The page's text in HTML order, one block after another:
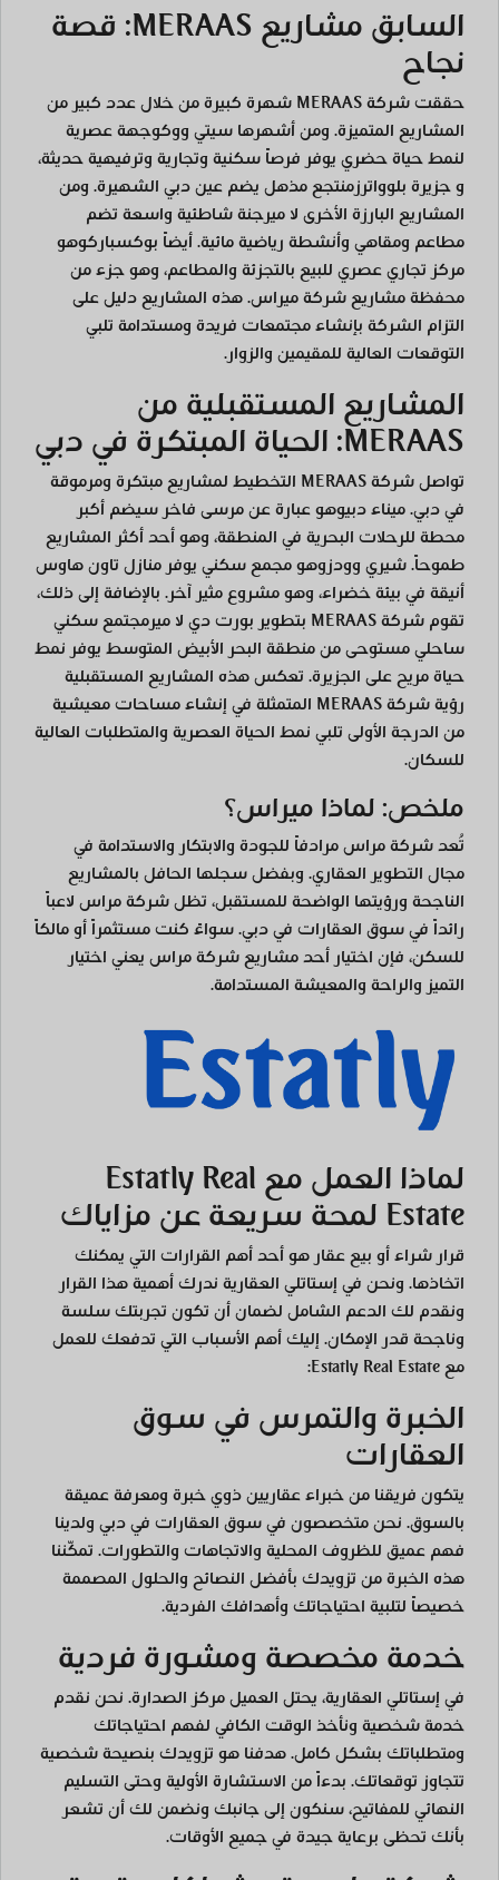
السابق مشاريع MERAAS: قصة
نجاح
حققت شركة MERAAS شهرة كبيرة من خلال عدد كبير من
المشاريع المتميزة. ومن أشهرها سيتي ووكوجهة عصرية
لنمط حياة حضري يوفر فرصاً سكنية وتجارية وترفيهية حديثة،
و جزيرة بلوواترزمنتجع مذهل يضم عين دبي الشهيرة. ومن
المشاريع البارزة الأخرى لا ميرجنة شاطئية واسعة تضم
مطاعم ومقاهي وأنشطة رياضية مائية. أيضاً بوكسباركوهو
مركز تجاري عصري للبيع بالتجزئة والمطاعم، وهو جزء من
محفظة مشاريع شركة ميراس. هذه المشاريع دليل على
التزام الشركة بإنشاء مجتمعات فريدة ومستدامة تلبي
التوقعات العالية للمقيمين والزوار.
المشاريع المستقبلية من
MERAAS: الحياة المبتكرة في دبي
تواصل شركة MERAAS التخطيط لمشاريع مبتكرة ومرموقة
في دبي. ميناء دبيوهو عبارة عن مرسى فاخر سيضم أكبر
محطة للرحلات البحرية في المنطقة، وهو أحد أكثر المشاريع
طموحاً. شيري وودز وهو مجمع سكني يوفر منازل تاون هاوس
أنيقة في بيئة خضراء، وهو مشروع مثير آخر. بالإضافة إلى ذلك،
تقوم شركة MERAAS بتطوير
بورت دي لا ميرمجتمع سكني
ساحلي مستوحى من منطقة البحر الأبيض المتوسط يوفر نمط
حياة مريح على الجزيرة. تعكس هذه المشاريع المستقبلية
رؤية شركة MERAAS المتمثلة في إنشاء مساحات معيشية
من الدرجة الأولى تلبي نمط الحياة العصرية والمتطلبات العالية
للسكان.
ملخص: لماذا ميراس؟
تُعد شركة مراس مرادفاً للجودة والابتكار والاستدامة في
مجال التطوير العقاري. وبفضل سجلها الحافل بالمشاريع
الناجحة ورؤيتها الواضحة للمستقبل، تظل شركة مراس لاعباً
رائداً في سوق العقارات في دبي. سواءً كنت مستثمراً أو مالكاً
للسكن، فإن اختيار أحد مشاريع شركة مراس يعني اختيار
التميز والراحة والمعيشة المستدامة.
لماذا العمل مع Estatly Real
Estate لمحة سريعة عن مزاياك
قرار شراء أو بيع عقار هو أحد أهم القرارات التي يمكنك
اتخاذها. ونحن في إستاتلي العقارية ندرك أهمية هذا القرار
ونقدم لك الدعم الشامل لضمان أن تكون تجربتك سلسة
وناجحة قدر الإمكان. إليك أهم الأسباب التي تدفعك للعمل
مع Estatly Real Estate:
الخبرة والتمرس في سوق
العقارات
يتكون فريقنا من خبراء عقاريين ذوي خبرة ومعرفة عميقة
بالسوق. نحن متخصصون في سوق العقارات في دبي ولدينا
فهم عميق للظروف المحلية والاتجاهات والتطورات. تمكّننا
هذه الخبرة من تزويدك بأفضل النصائح والحلول المصممة
خصيصاً لتلبية احتياجاتك وأهدافك الفردية.
خدمة مخصصة ومشورة فردية
في إستاتلي العقارية، يحتل العميل مركز الصدارة. نحن نقدم
خدمة شخصية ونأخذ الوقت الكافي لفهم احتياجاتك
ومتطلباتك بشكل كامل. هدفنا هو تزويدك بنصيحة شخصية
تتجاوز توقعاتك. بدءاً من الاستشارة الأولية وحتى التسليم
النهائي للمفاتيح، سنكون إلى جانبك ونضمن لك أن تشعر
بأنك تحظى برعاية جيدة في جميع الأوقات.